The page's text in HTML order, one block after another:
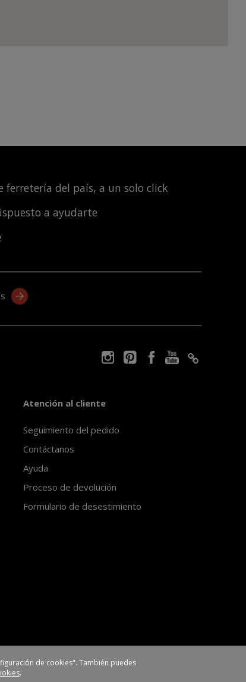
ferretería del país, a un solo click
a ayudarte
Atención al cliente
Seguimiento del pedido
Contáctanos
Ayuda
Proceso de devolución
Formulario de desestimiento
de cookies". También puedes
.